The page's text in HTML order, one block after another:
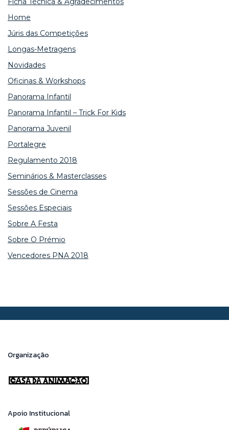
Home
Júris das Competições
Longas-Metragens
Novidades
Oficinas & Workshops
Panorama Infantil
Panorama Infantil – Trick For Kids
Panorama Juvenil
Portalegre
Regulamento 2018
Seminários & Masterclasses
Sessões de Cinema
Sessões Especiais
Sobre A Festa
Sobre O Prémio
Vencedores PNA 2018
Organização
Apoio Institucional